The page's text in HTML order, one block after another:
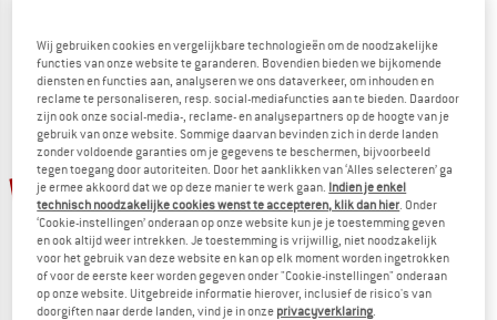
1,0(1) 1,0(1)
-25%
Wij gebruiken cookies en vergelijkbare technologieën om de noodzakelijke
functies van onze website te garanderen. Bovendien bieden we bijkomende
diensten en functies aan, analyseren we ons dataverkeer, om inhouden en
reclame te personaliseren, resp. social-mediafuncties aan te bieden. Daardoor
zijn ook onze social-media-, reclame- en analysepartners op de hoogte van je
gebruik van onze website. Sommige daarvan bevinden zich in derde landen
zonder voldoende garanties om je gegevens te beschermen, bijvoorbeeld
tegen toegang door autoriteiten. Door het aanklikken van ‘Alles selecteren’ ga
je ermee akkoord dat we op deze manier te werk gaan. Indien je enkel
technisch noodzakelijke cookies wenst te accepteren, klik dan hier . Onder
‘Cookie-instellingen’ onderaan op onze website kun je je toestemming geven
en ook altijd weer intrekken. Je toestemming is vrijwillig, niet noodzakelijk
voor het gebruik van deze website en kan op elk moment worden ingetrokken
of voor de eerste keer worden gegeven onder "Cookie-instellingen" onderaan
op onze website. Uitgebreide informatie hierover, inclusief de risico's van
doorgiften naar derde landen, vind je in onze privacyverklaring